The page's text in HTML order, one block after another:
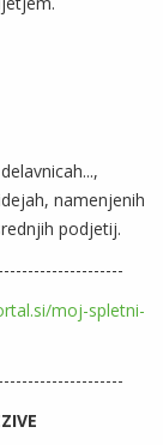
namenjenih
podjetij.
moj-spletni-